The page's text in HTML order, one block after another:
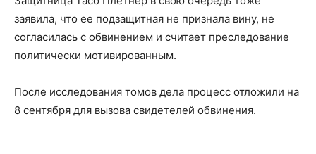
заявила, что ее подзащитная не признала вину, не
согласилась с обвинением и считает преследование
политически мотивированным.
После исследования томов дела процесс отложили на
8 сентября для вызова свидетелей обвинения.